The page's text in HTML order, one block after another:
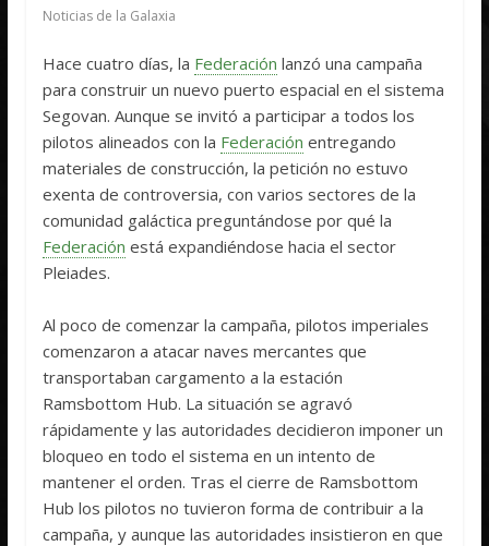
Noticias de la Galaxia
Hace cuatro días, la Federación lanzó una campaña
para construir un nuevo puerto espacial en el sistema
Segovan. Aunque se invitó a participar a todos los
pilotos alineados con la Federación entregando
materiales de construcción, la petición no estuvo
exenta de controversia, con varios sectores de la
comunidad galáctica preguntándose por qué la
Federación está expandiéndose hacia el sector
Pleiades.
Al poco de comenzar la campaña, pilotos imperiales
comenzaron a atacar naves mercantes que
transportaban cargamento a la estación
Ramsbottom Hub. La situación se agravó
rápidamente y las autoridades decidieron imponer un
bloqueo en todo el sistema en un intento de
mantener el orden. Tras el cierre de Ramsbottom
Hub los pilotos no tuvieron forma de contribuir a la
campaña, y aunque las autoridades insistieron en que